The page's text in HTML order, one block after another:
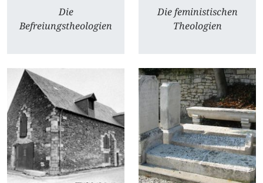
Die
Befreiungstheologien
Die feministischen
Theologien